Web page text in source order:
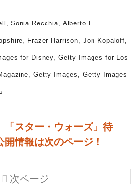
Sonia Recchia, Alberto E.
Frazer Harrison, Jon Kopaloff,
for Disney, Getty Images for Los
Getty Images, Getty Images
「スター・ウォーズ」待
開情報は次のページ！
次ページ